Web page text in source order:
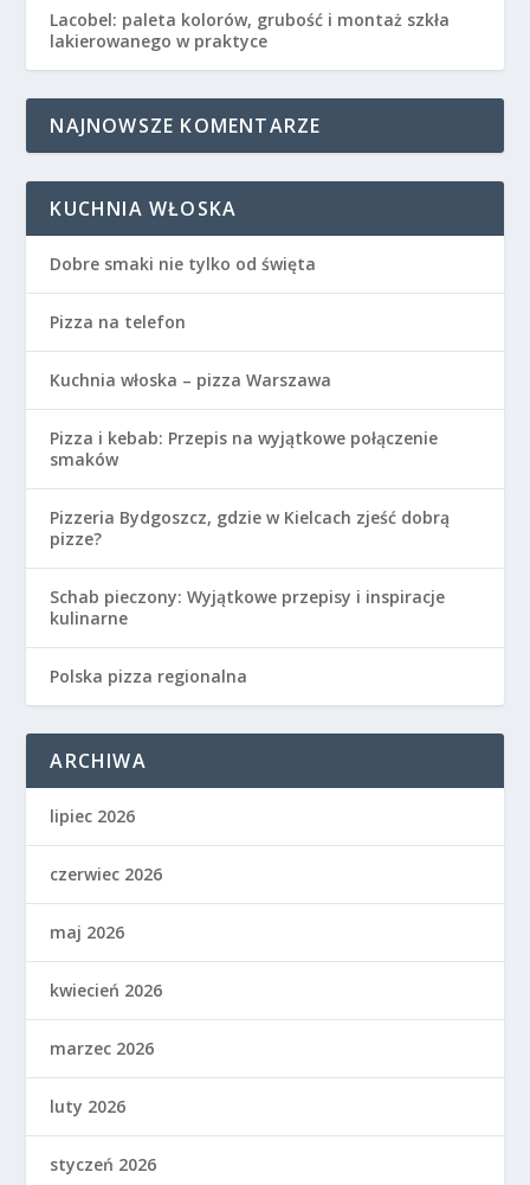
Lacobel: paleta kolorów, grubość i montaż szkła
lakierowanego w praktyce
NAJNOWSZE KOMENTARZE
KUCHNIA WŁOSKA
Dobre smaki nie tylko od święta
Pizza na telefon
Kuchnia włoska – pizza Warszawa
Pizza i kebab: Przepis na wyjątkowe połączenie
smaków
Pizzeria Bydgoszcz, gdzie w Kielcach zjeść dobrą
pizze?
Schab pieczony: Wyjątkowe przepisy i inspiracje
kulinarne
Polska pizza regionalna
ARCHIWA
lipiec 2026
czerwiec 2026
maj 2026
kwiecień 2026
marzec 2026
luty 2026
styczeń 2026